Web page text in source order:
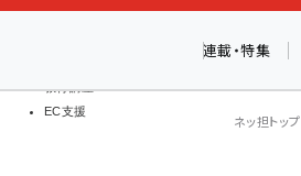
ツ
移
教育講座
EC支援
連載・特集
ネッ担トップ